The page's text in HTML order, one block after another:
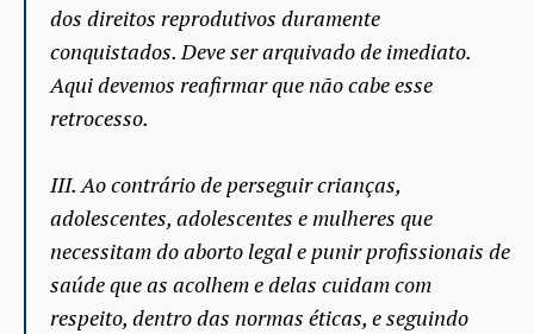
dos direitos reprodutivos duramente
conquistados. Deve ser arquivado de imediato.
Aqui devemos reafirmar que não cabe esse
retrocesso.
III. Ao contrário de perseguir crianças,
adolescentes, adolescentes e mulheres que
necessitam do aborto legal e punir profissionais de
saúde que as acolhem e delas cuidam com
respeito, dentro das normas éticas, e seguindo